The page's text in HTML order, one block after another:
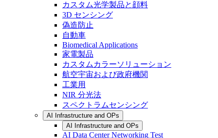
カスタム光学製品と顔料
3D センシング
偽造防止
自動車
Biomedical Applications
家電製品
カスタムカラーソリューション
航空宇宙および政府機関
工業用
NIR 分光法
スペクトラムセンシング
AI Infrastructure and OPs
AI Infrastructure and OPs
AI Data Center Networking Test